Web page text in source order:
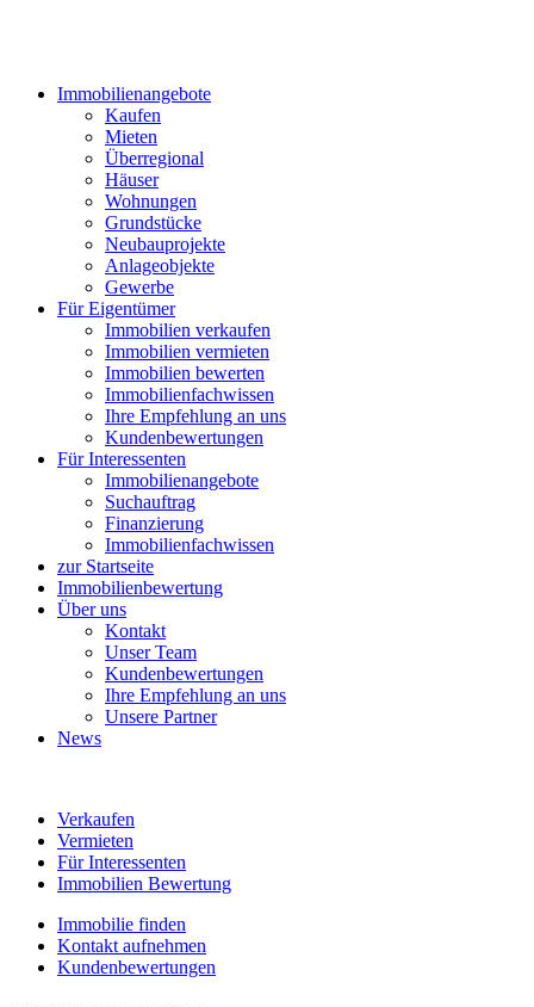
Immobilienangebote
Kaufen
Mieten
Überregional
Häuser
Wohnungen
Grundstücke
Neubauprojekte
Anlageobjekte
Gewerbe
Für Eigentümer
Immobilien verkaufen
Immobilien vermieten
Immobilien bewerten
Immobilienfachwissen
Ihre Empfehlung an uns
Kundenbewertungen
Für Interessenten
Immobilienangebote
Suchauftrag
Finanzierung
Immobilienfachwissen
zur Startseite
Immobilienbewertung
Über uns
Kontakt
Unser Team
Kundenbewertungen
Ihre Empfehlung an uns
Unsere Partner
News
Verkaufen
Vermieten
Für Interessenten
Immobilien Bewertung
Immobilie finden
Kontakt aufnehmen
Kundenbewertungen